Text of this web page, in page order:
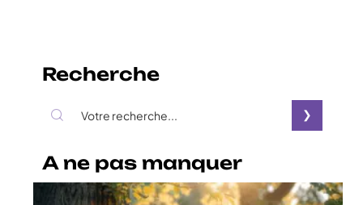
Recherche
A ne pas manquer